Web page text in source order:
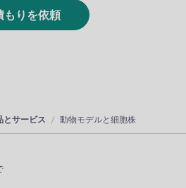
もりを依頼
とサービス 動物モデルと細胞株